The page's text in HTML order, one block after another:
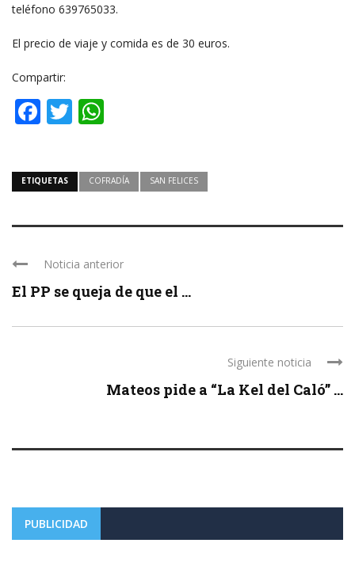
teléfono 639765033.
El precio de viaje y comida es de 30 euros.
Compartir:
Facebook
Twitter
ETIQUETAS COFRADÍA SAN FELICES
Noticia anterior
El PP se queja de que el ...
Siguiente noticia
Mateos pide a “La Kel del Caló” ...
PUBLICIDAD